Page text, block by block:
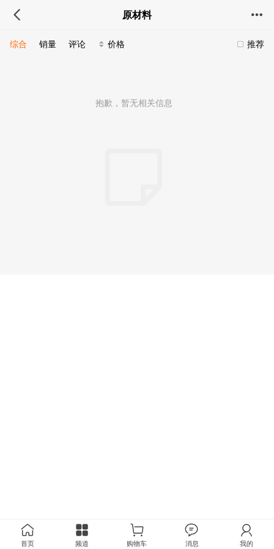
原材料
推荐
综合 销量 评论 价格
抱歉，暂无相关信息
首页 频道 购物车 消息 我的